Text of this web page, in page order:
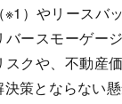
）やリースバ
バースモーゲー
クや、不動産
策とならない懸